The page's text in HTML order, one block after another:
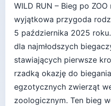
WILD RUN – Bieg po
wyjątkowa przygoda
5 października 2025
dla najmłodszych
stawiających pierwsze
rzadką okazję do
egzotycznych zwierząt
zoologicznym. Ten bieg